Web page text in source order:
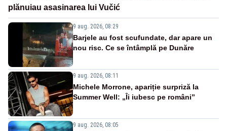
plănuiau asasinarea lui Vučić
9 aug. 2026, 08:29
Barjele au fost scufundate, dar apare un
nou risc. Ce se întâmplă pe Dunăre
9 aug. 2026, 08:11
Michele Morrone, apariție surpriză la
Summer Well: „Îi iubesc pe români”
9 aug. 2026, 08:05